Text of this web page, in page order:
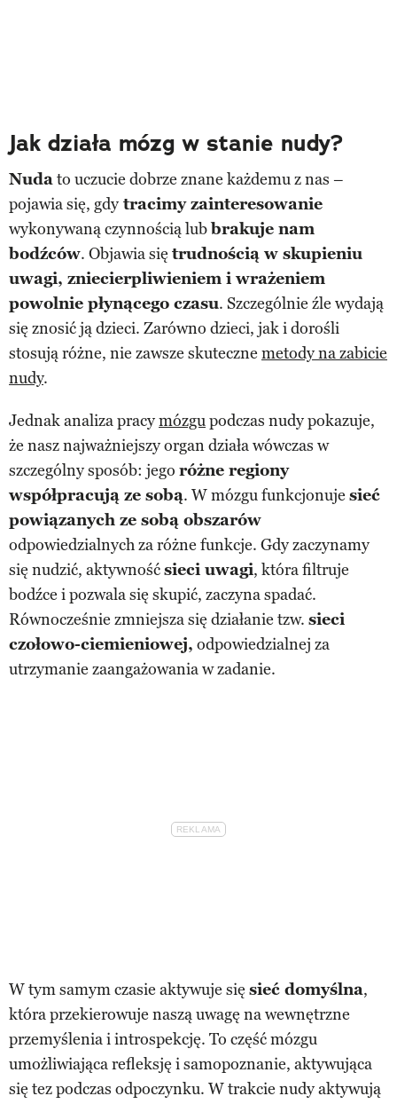
Jak działa mózg w stanie nudy?
Nudato uczucie dobrze znane każdemu z nas –
pojawia się, gdy tracimy zainteresowanie
wykonywaną czynnością lubbrakuje nam
bodźców. Objawia się trudnością w skupieniu
uwagi, zniecierpliwieniem i wrażeniem
powolnie płynącego czasu. Szczególnie źle wydają
się znosić ją dzieci. Zarówno dzieci, jak i dorośli
stosują różne, nie zawsze skuteczne metody na zabicie
nudy.
Jednak analiza pracymózgupodczas nudy pokazuje,
że nasz najważniejszy organ działa wówczas w
szczególny sposób: jego różne regiony
współpracują ze sobą. W mózgu funkcjonuje sieć
powiązanych ze sobą obszarów
odpowiedzialnych za różne funkcje. Gdy zaczynamy
się nudzić, aktywnośćsieci uwagi, która filtruje
bodźce i pozwala się skupić, zaczyna spadać.
Równocześnie zmniejsza się działanie tzw. sieci
czołowo-ciemieniowej, odpowiedzialnej za
utrzymanie zaangażowania w zadanie.
W tym samym czasie aktywuje się sieć domyślna,
która przekierowuje naszą uwagę na wewnętrzne
przemyślenia i introspekcję. To część mózgu
umożliwiająca refleksję i samopoznanie, aktywująca
się tez podczas odpoczynku. W trakcie nudy aktywują